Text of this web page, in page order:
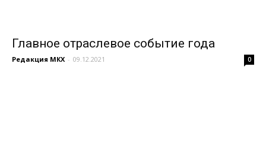
Главное отраслевое событие года
Редакция МКХ - 09.12.2021 0